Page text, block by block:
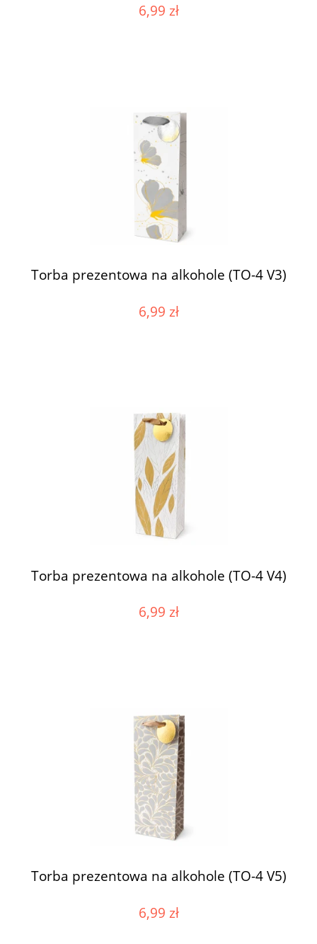
6,99 zł
Torba prezentowa na alkohole (TO-4 V3)
6,99 zł
Torba prezentowa na alkohole (TO-4 V4)
6,99 zł
Torba prezentowa na alkohole (TO-4 V5)
6,99 zł